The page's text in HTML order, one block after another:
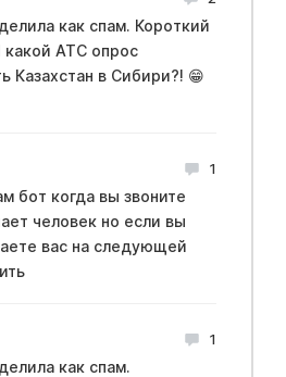
как спам. Короткий
какой АТС опрос
Казахстан в Сибири?! 😁
1
бот когда вы звоните
человек но если вы
вас на следующей
1
как спам.